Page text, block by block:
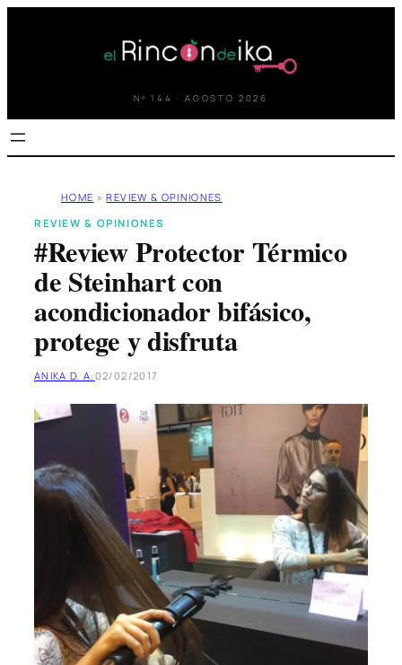
Nº 144 · AGOSTO 2026
HOME » REVIEW & OPINIONES
REVIEW & OPINIONES
#Review Protector Térmico
de Steinhart con
acondicionador bifásico,
protege y disfruta
ANIKA D. A. 02/02/2017